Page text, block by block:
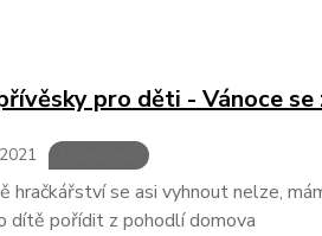
pro děti - Vánoce
2021
hračkářství se asi vyhnout nelze,
dítě pořídit z pohodlí domova